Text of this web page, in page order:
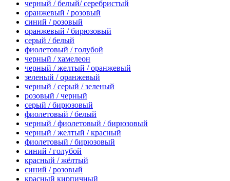
черный / белый/ серебристый
оранжевый / розовый
синий / розовый
оранжевый / бирюзовый
серый / белый
фиолетовый / голубой
черный / хамелеон
черный / желтый / оранжевый
зеленый / оранжевый
черный / серый / зеленый
розовый / черный
серый / бирюзовый
фиолетовый / белый
черный / фиолетовый / бирюзовый
черный / желтый / красный
фиолетовый / бирюзовый
синий / голубой
красный / жёлтый
синий / розовый
красный кирпичный